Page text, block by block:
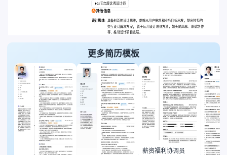
公司年度优秀设计师
其他信息
设计思维: 具备创新的设计思维，能够从用户需求和业务目标出发，提出独特的
交互设计解决方案； 善于运用设计思维方法，如头脑风暴、原型制作
等，推动设计项目进展。
更多简历模板
薪资福利协调员